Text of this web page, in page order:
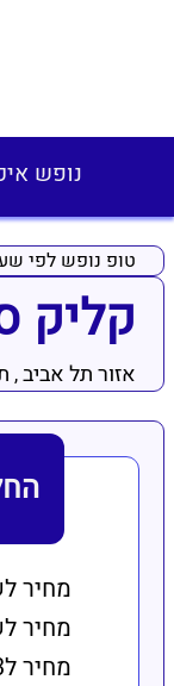
נופש
טופ נופש לפי
קליק
אזור תל אביב,
מחיר
מחיר
מחיר ל3 שעות